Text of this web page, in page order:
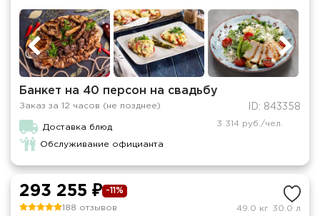
Банкет на 40 персон на свадьбу
Заказ за 12 часов (не позднее) ID: 843358
Доставка блюд
Обслуживание официанта
3 314 руб./чел.
293 255 ₽ -11%
188 отзывов 49.0 кг 30.0 л